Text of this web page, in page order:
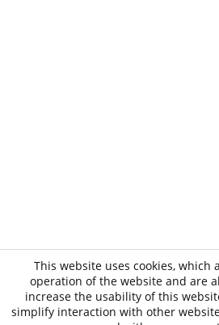
This website uses cookies,
operation of the website and are
increase the usability of this
simplify interaction with other